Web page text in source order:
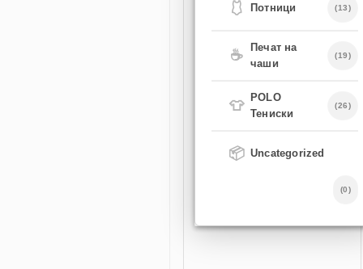
🩱 Потници (13)
☕
Печат на
чаши
(19)
👕
POLO
Тениски
(26)
📦 Uncategorized
(0)